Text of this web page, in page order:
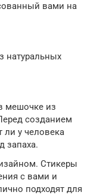
вами на
натуральных
мешочке из
созданием
ли у человека
запаха.
Стикеры
с вами и
подходят для